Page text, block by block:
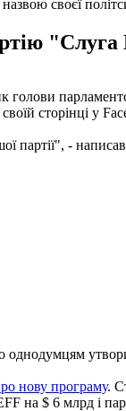
своєї
"Слуга
голови
сторінці у
партії", -
нову програму.
на $ 6 млрд і